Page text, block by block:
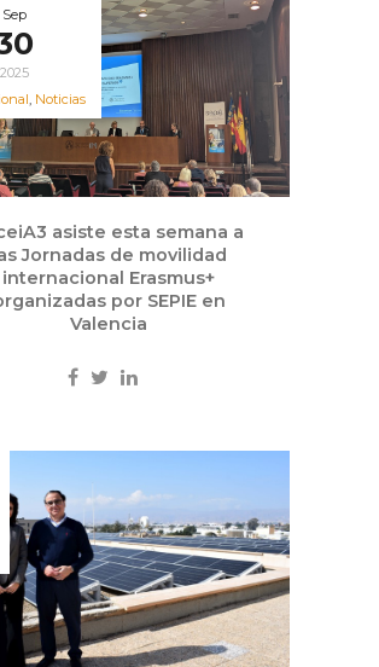
Sep
2025
, Noticias
asiste esta semana a
Jornadas de movilidad
internacional Erasmus+
por SEPIE en
Valencia